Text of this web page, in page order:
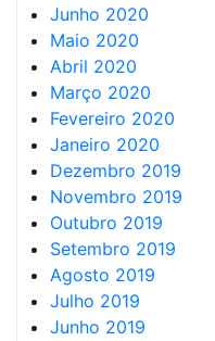
Junho 2020
Maio 2020
Abril 2020
Março 2020
Fevereiro 2020
Janeiro 2020
Dezembro 2019
Novembro 2019
Outubro 2019
Setembro 2019
Agosto 2019
Julho 2019
Junho 2019